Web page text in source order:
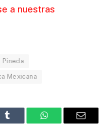
a nuestras
Pineda
Mexicana
Tumblr WhatsAppEmail